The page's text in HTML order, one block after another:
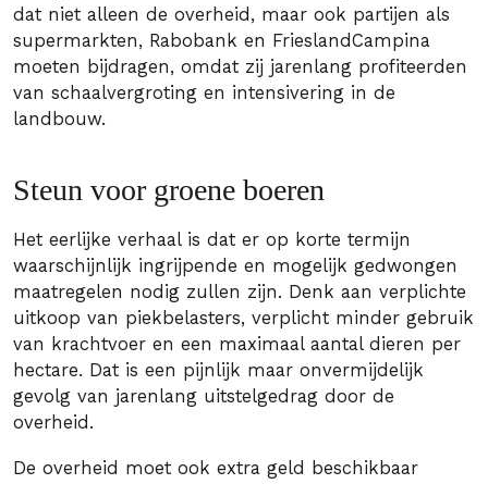
dat niet alleen de overheid, maar ook partijen als
supermarkten, Rabobank en FrieslandCampina
moeten bijdragen, omdat zij jarenlang profiteerden
van schaalvergroting en intensivering in de
landbouw.
Steun voor groene boeren
Het eerlijke verhaal is dat er op korte termijn
waarschijnlijk ingrijpende en mogelijk gedwongen
maatregelen nodig zullen zijn. Denk aan verplichte
uitkoop van piekbelasters, verplicht minder gebruik
van krachtvoer en een maximaal aantal dieren per
hectare. Dat is een pijnlijk maar onvermijdelijk
gevolg van jarenlang uitstelgedrag door de
overheid.
De overheid moet ook extra geld beschikbaar